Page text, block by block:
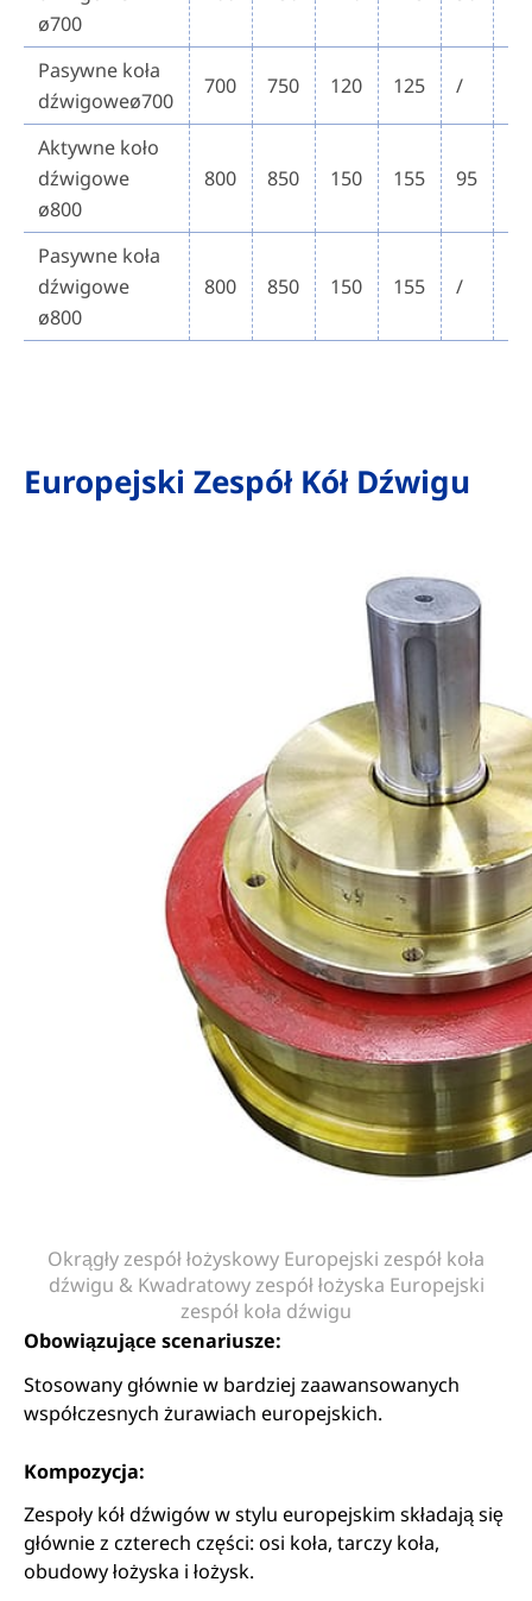
ø700
Pasywne koła
dźwigoweø700
700 750 120 125 /
Aktywne koło
dźwigowe
ø800
800 850 150 155 95
Pasywne koła
dźwigowe
ø800
800 850 150 155 /
Europejski Zespół Kół Dźwigu
Okrągły zespół łożyskowy Europejski zespół koła
dźwigu & Kwadratowy zespół łożyska Europejski
zespół koła dźwigu
Obowiązujące scenariusze:
Stosowany głównie w bardziej zaawansowanych
współczesnych żurawiach europejskich.
Kompozycja:
Zespoły kół dźwigów w stylu europejskim składają się
głównie z czterech części: osi koła, tarczy koła,
obudowy łożyska i łożysk.